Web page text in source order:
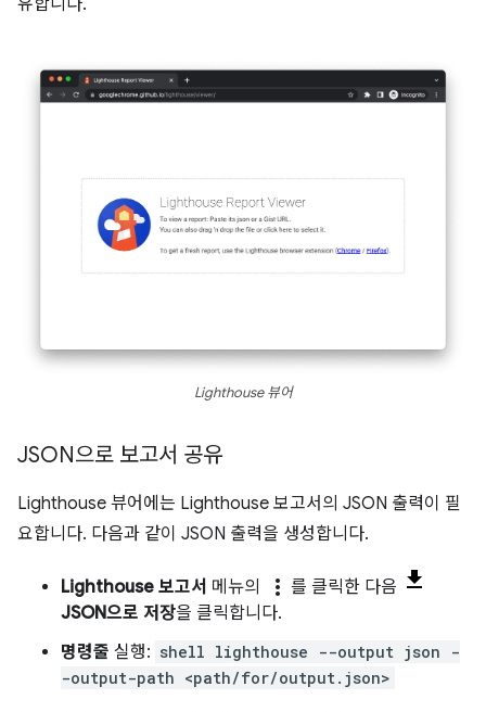
Lighthouse 뷰어
JSON으로 보고서 공유
Lighthouse 뷰어에는 Lighthouse 보고서의 JSON 출력이 필
요합니다. 다음과 같이 JSON 출력을 생성합니다.
Lighthouse 보고서 메뉴의 more_vert 를 클릭한 다음
JSON으로 저장을 클릭합니다.
명령줄 실행: shell lighthouse --output json -
-output-path <path/for/output.json>